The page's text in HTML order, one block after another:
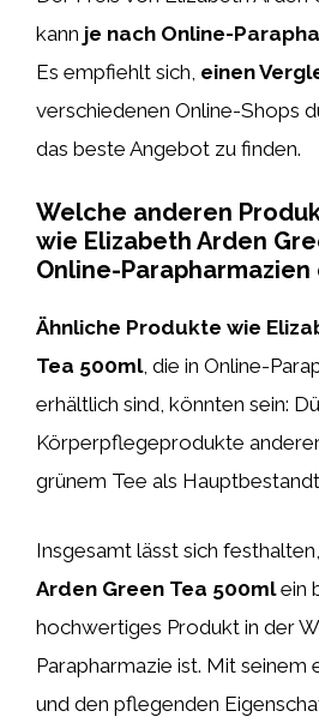
kann je nach Online-
Es empfiehlt sich, einen
verschiedenen Online-Shops
das beste Angebot zu finden.
Welche anderen
wie Elizabeth Arden
Online-
Ähnliche Produkte wie
Tea 500ml, die in Online-
erhältlich sind, könnten sein:
Körperpflegeprodukte
grünem Tee als
Insgesamt lässt sich
Arden Green Tea 500mlein
hochwertiges Produkt in der
Parapharmazie ist. Mit
und den pflegenden